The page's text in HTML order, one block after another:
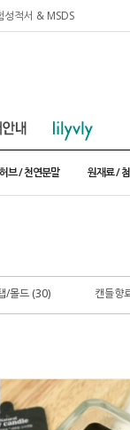
성적서 & MSDS
허브 / 천연분말 원재료 /
/몰드 (30) 캔들향